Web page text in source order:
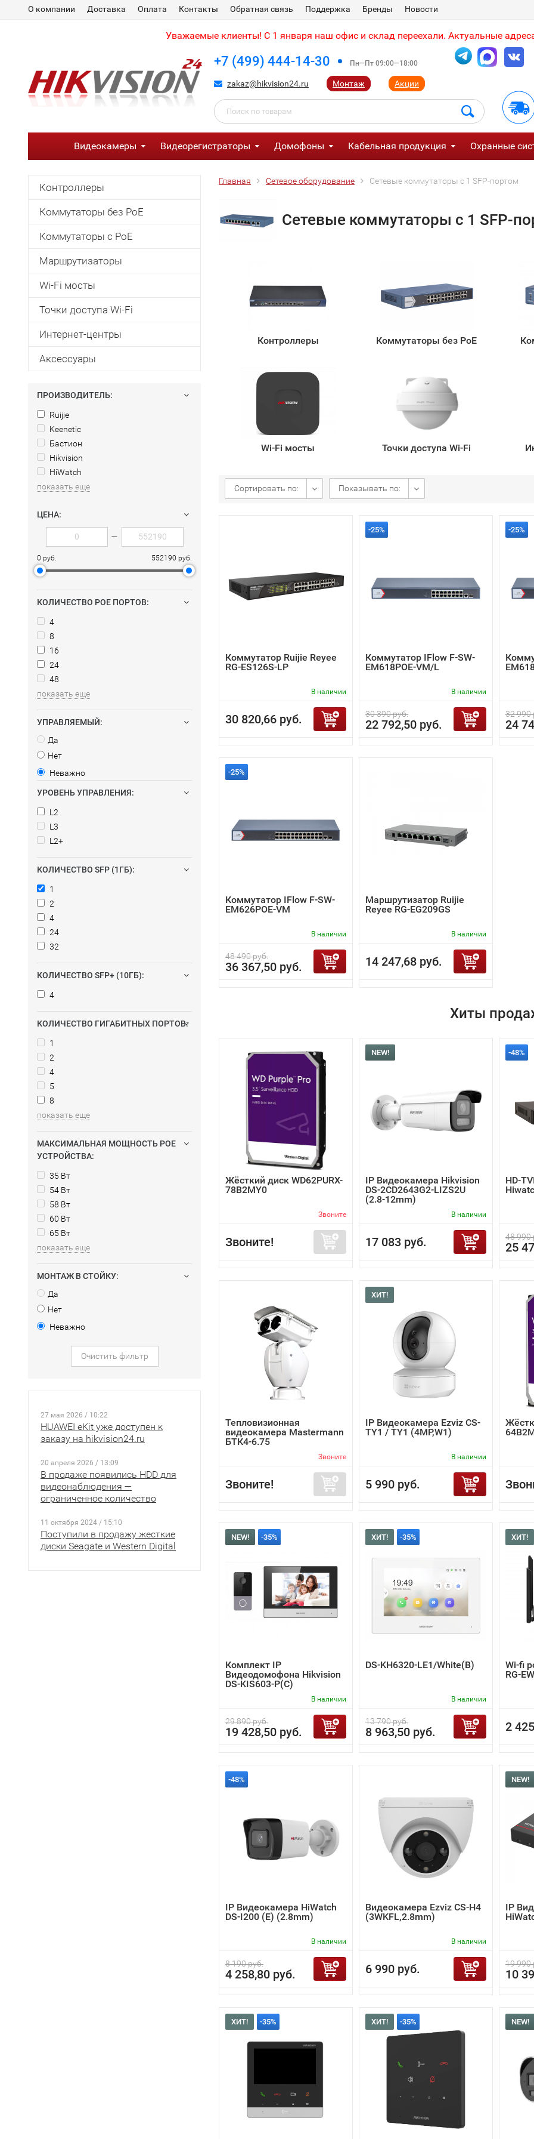
О компании Доставка Оплата Контакты Обратная связь Поддержка Бренды Новости
Уважаемые клиенты! С 1 января наш офис и склад переехали. Актуальные
+7 (499) 444-14-30 Пн—Пт 09:00—18:00
zakaz@hikvision24.ru Монтаж Акции
Видеокамеры Видеорегистраторы Домофоны Кабельная продукция Охранные
Контроллеры
Коммутаторы без PoE
Коммутаторы с PoE
Маршрутизаторы
Wi-Fi мосты
Точки доступа Wi-Fi
Интернет-центры
Аксессуары
ПРОИЗВОДИТЕЛЬ:
Ruijie
Keenetic
Бастион
Hikvision
HiWatch
показать еще
ЦЕНА:
—
0 руб. 552190 руб.
КОЛИЧЕСТВО POE ПОРТОВ:
4
8
16
24
48
показать еще
УПРАВЛЯЕМЫЙ:
Да
Нет
Неважно
УРОВЕНЬ УПРАВЛЕНИЯ:
L2
L3
L2+
КОЛИЧЕСТВО SFP (1ГБ):
1
2
4
24
32
КОЛИЧЕСТВО SFP+ (10ГБ):
4
КОЛИЧЕСТВО ГИГАБИТНЫХ ПОРТОВ:
1
2
4
5
8
показать еще
МАКСИМАЛЬНАЯ МОЩНОСТЬ POE
УСТРОЙСТВА:
35 Вт
54 Вт
58 Вт
60 Вт
65 Вт
показать еще
МОНТАЖ В СТОЙКУ:
Да
Нет
Неважно
Очистить фильтр
27 мая 2026 / 10:22
HUAWEI eKit уже доступен к
заказу на hikvision24.ru
20 апреля 2026 / 13:09
В продаже появились HDD для
видеонаблюдения —
ограниченное количество
11 октября 2024 / 15:10
Поступили в продажу жесткие
диски Seagate и Western Digital
Главная Сетевое оборудование Сетевые коммутаторы c 1 SFP-портом
Сетевые коммутаторы c 1 SFP-
Контроллеры Коммутаторы без PoE
Wi-Fi мосты Точки доступа Wi-Fi
Сортировать по: Показывать по:
Коммутатор Ruijie Reyee
RG-ES126S-LP
В наличии
30 820,66 руб.
-25%
Коммутатор IFlow F-SW-
EM618POE-VM/L
В наличии
30 390 руб.
22 792,50 руб.
-25%
32 990
24
-25%
Коммутатор IFlow F-SW-
EM626POE-VM
В наличии
48 490 руб.
36 367,50 руб.
Маршрутизатор Ruijie
Reyee RG-EG209GS
В наличии
14 247,68 руб.
Хиты
Жёсткий диск WD62PURX-
78B2MY0
Звоните
Звоните!
NEW!
IP Видеокамера Hikvision
DS-2CD2643G2-LIZS2U
(2.8-12mm)
В наличии
17 083 руб.
-48%
HD-
48 990
25
Тепловизионная
видеокамера Mastermann
БТК4-6.75
Звоните
Звоните!
ХИТ!
IP Видеокамера Ezviz CS-
TY1 / TY1 (4MP,W1)
В наличии
5 990 руб.
NEW! -35%
Комплект IP
Видеодомофона Hikvision
DS-KIS603-P(C)
В наличии
29 890 руб.
19 428,50 руб.
ХИТ! -35%
DS-KH6320-LE1/White(B)
В наличии
13 790 руб.
8 963,50 руб.
ХИТ!
Wi-fi
RG-
2
-48%
IP Видеокамера HiWatch
DS-I200 (E) (2.8mm)
В наличии
8 190 руб.
4 258,80 руб.
Видеокамера Ezviz CS-H4
(3WKFL,2.8mm)
В наличии
6 990 руб.
NEW!
IP
19 990
10
ХИТ! -35% ХИТ! -35% NEW!